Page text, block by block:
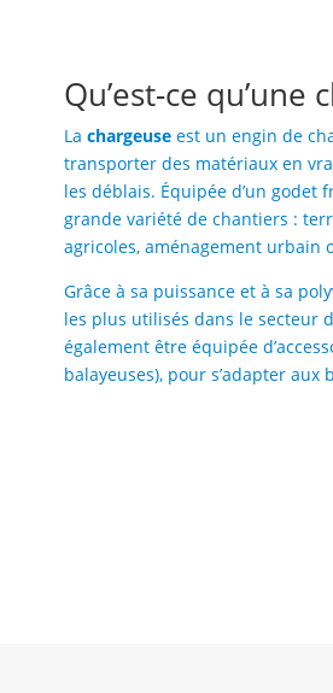
Qu’est-ce qu’une
La chargeuseest un engin de
transporter des matériaux en
les déblais. Équipée d’un
grande variété de chantiers :
agricoles, aménagement urbain
Grâce à sa puissance et à sa
les plus utilisés dans le secteur
également être équipée
balayeuses), pour s’adapter